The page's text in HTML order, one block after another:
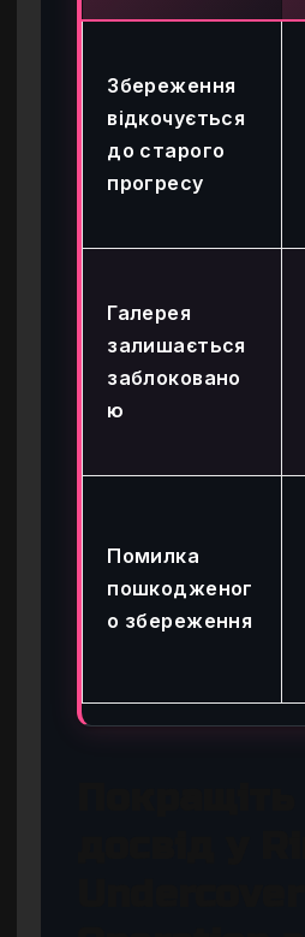
Збереження
відкочується
до старого
прогресу
Галерея
залишається
заблоковано
ю
Помилка
пошкодженог
о збереження